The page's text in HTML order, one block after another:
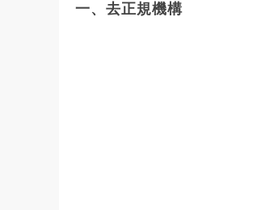
一、去正規機構